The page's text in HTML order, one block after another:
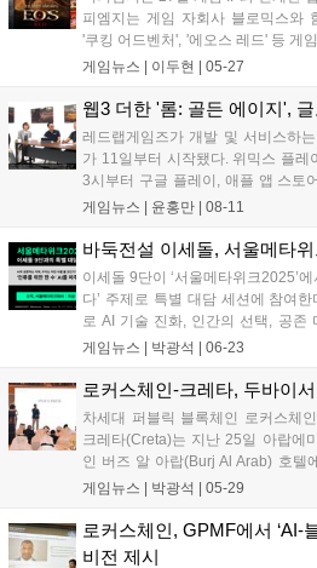
피엠지는 게임 자회사 블로믹스와
'쿠킹 어드벤처', '에오스 레드' 등 게
한다. 개발된 게임은 글로벌 웹3 플
게임뉴스 | 이두현 | 05-27
웹3 더한 '롬: 골든 에이지',
레드랩게임즈가 개발 및 서비스하
가 11일부터 시작됐다. 위믹스 플
3시부터 구글 플레이, 애플 앱 스토
전용 클라이언트를 다운로드할 수
게임뉴스 | 윤홍만 | 08-11
바둑전설 이세돌, 서울메타
이세돌 9단이 ‘서울메타위크2025’
다’ 주제로 특별 대담 세션에 참여
로 AI 기술 진화, 인간의 선택, 공존
딥마인드, 삼성전자 등 국내외 빅테
게임뉴스 | 박광석 | 06-23
로커스체인-크레타, 두바이
차세대 퍼블릭 블록체인 로커스체
크레타(Creta)는 지난 25일 아랍에
인 버즈 알 아랍(Burj Al Arab) 호텔
루야(Majlis Al-Ru’ya)’ 행사를 공동
게임뉴스 | 박광석 | 05-29
로커스체인, GPMF에서 ‘AI-
비전 제시